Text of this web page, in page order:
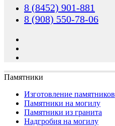
8 (8452) 901-881
8 (908) 550-78-06
Памятники
Изготовление памятников
Памятники на могилу
Памятники из гранита
Надгробия на могилу